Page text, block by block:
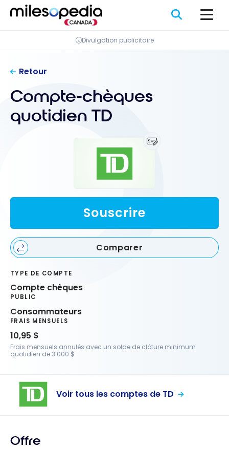
Panneau de gestion des cookies
Passer
Divulgation publicitaire
Retour
Compte-chèques
quotidien TD
Souscrire
Comparer
TYPE DE COMPTE
Compte chèques
PUBLIC
Consommateurs
FRAIS MENSUELS
10,95 $
Frais mensuels annulés avec un solde de clôture minimum
quotidien de 3 000 $
Voir tous les comptes de TD
Offre